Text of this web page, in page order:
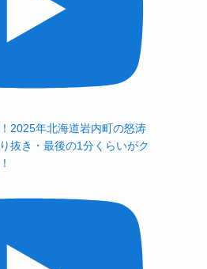
2025年北海道岩内町の怒涛
抜き・最後の1分くらいがク